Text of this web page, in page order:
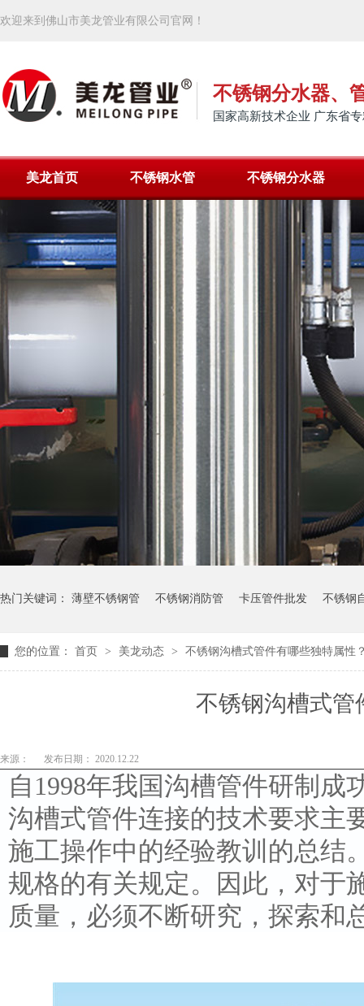
欢迎来到佛山市美龙管业有限公司官网！
不锈钢分水器、
国家高新技术企业 广东省
美龙首页 不锈钢水管 不锈钢分水器
热门关键词： 薄壁不锈钢管 不锈钢消防管 卡压管件批发 不锈钢
您的位置： 首页 > 美龙动态 > 不锈钢沟槽式管件有哪些独特属性
不锈钢沟槽式管
来源： 发布日期： 2020.12.22
自1998年我国沟槽管件研制
沟槽式管件连接的技术要求主
施工操作中的经验教训的总结
规格的有关规定。因此，对于
质量，必须不断研究，探索和